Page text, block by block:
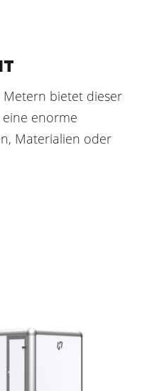
bietet dieser
enorme
Materialien oder